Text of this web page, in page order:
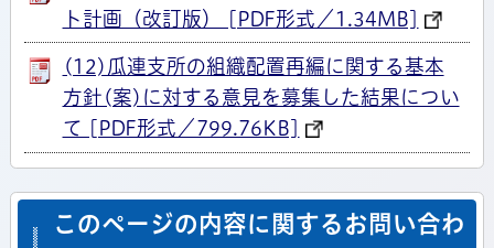
ト計画（改訂版） [PDF形式／1.34MB]
(12)瓜連支所の組織配置再編に関する基本
方針(案)に対する意見を募集した結果につい
て [PDF形式／799.76KB]
このページの内容に関するお問い合わ